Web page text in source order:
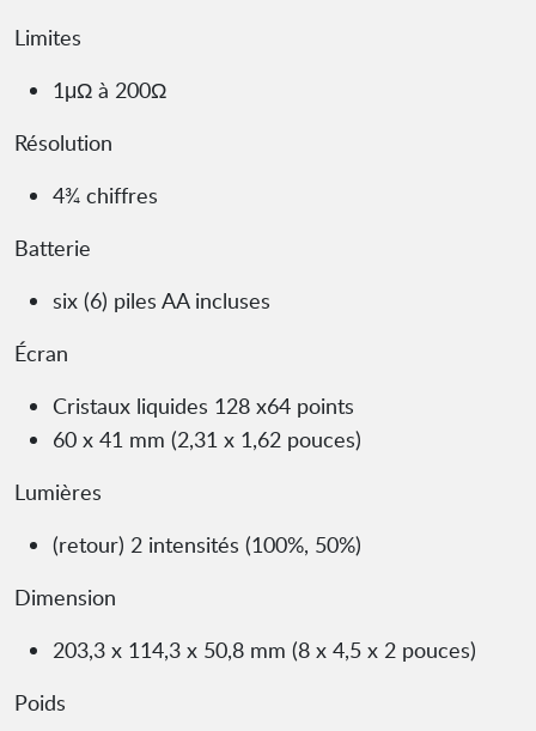
Limites
1μΩ à 200Ω
Résolution
4¾ chiffres
Batterie
six (6) piles AA incluses
Écran
Cristaux liquides 128 x64 points
60 x 41 mm (2,31 x 1,62 pouces)
Lumières
(retour) 2 intensités (100%, 50%)
Dimension
203,3 x 114,3 x 50,8 mm (8 x 4,5 x 2 pouces)
Poids